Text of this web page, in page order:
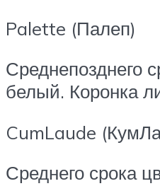
Palette (Палеп)
Среднепозднего
белый. Коронка
CumLaude
Среднего срока